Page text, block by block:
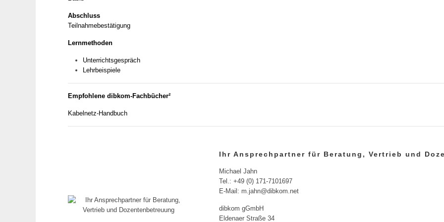
Abschluss
Teilnahmebestätigung
Lernmethoden
Unterrichtsgespräch
Lehrbeispiele
Empfohlene dibkom-Fachbücher²
Kabelnetz-Handbuch
Ihr Ansprechpartner für Beratung, Vertrieb und
Michael Jahn
Tel.: +49 (0) 171-7101697
E-Mail: m.jahn@dibkom.net
dibkom gGmbH
Eldenaer Straße 34